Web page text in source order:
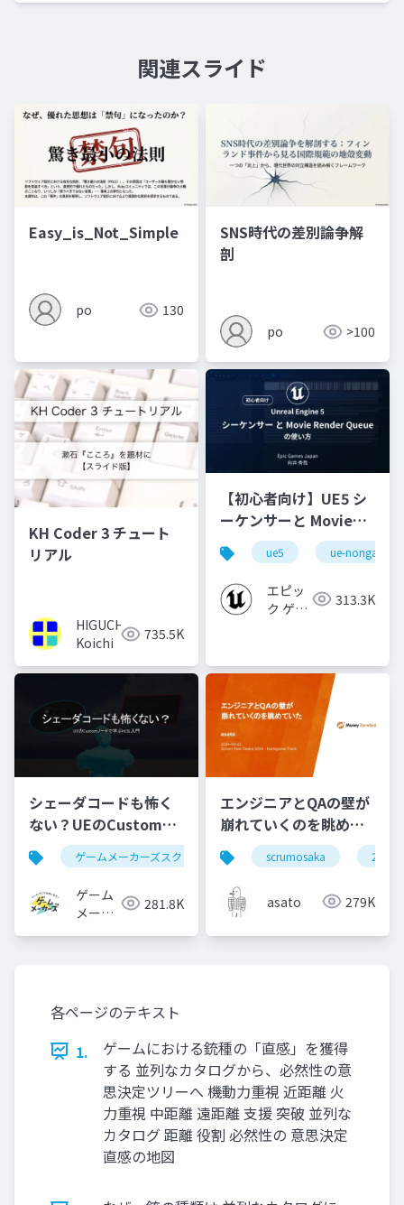
関連スライド
Easy_is_Not_Simple
po 130
SNS時代の差別論争解
剖
po >100
KH Coder 3 チュート
リアル
HIGUCHI
Koichi
735.5K
【初心者向け】UE5 シ
ーケンサーと Movie
Render Queue の使い
方【Cinematic Dive
2023】
ue5 ue-nongame
エピッ
ク ゲー
313.3K
シェーダコードも怖く
ない？UEのCustomノ
ードで学ぶHLSL入門
ゲームメーカーズスクランブル ゲーム制作 ue5
ゲーム
メーカ
281.8K
エンジニアとQAの壁が
崩れていくのを眺めて
いた #scrumosaka
scrumosaka 2024
asato 279K
各ページのテキスト
1.
ゲームにおける銃種の「直感」を獲得
する 並列なカタログから、必然性の意
思決定ツリーへ 機動力重視 近距離 火
力重視 中距離 遠距離 支援 突破 並列な
カタログ 距離 役割 必然性の 意思決定
直感の地図